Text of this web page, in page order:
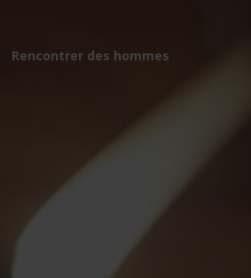
Rencontrer des hommes